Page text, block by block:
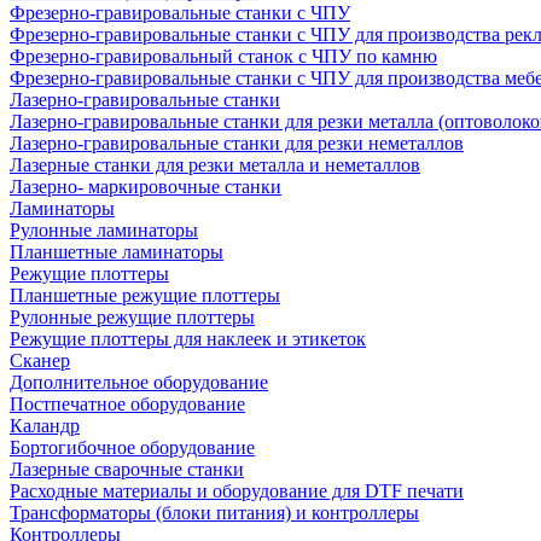
Фрезерно-гравировальные станки с ЧПУ
Фрезерно-гравировальные станки с ЧПУ для производства
Фрезерно-гравировальный станок с ЧПУ по камню
Фрезерно-гравировальные станки с ЧПУ для производства
Лазерно-гравировальные станки
Лазерно-гравировальные станки для резки металла
Лазерно-гравировальные станки для резки неметаллов
Лазерные станки для резки металла и неметаллов
Лазерно- маркировочные станки
Ламинаторы
Рулонные ламинаторы
Планшетные ламинаторы
Режущие плоттеры
Планшетные режущие плоттеры
Рулонные режущие плоттеры
Режущие плоттеры для наклеек и этикеток
Сканер
Дополнительное оборудование
Постпечатное оборудование
Каландр
Бортогибочное оборудование
Лазерные сварочные станки
Расходные материалы и оборудование для DTF печати
Трансформаторы (блоки питания) и контроллеры
Контроллеры